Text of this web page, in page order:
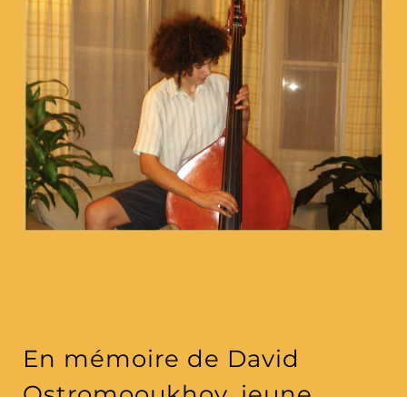
En mémoire de David